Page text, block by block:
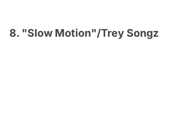
8. "Slow Motion"/Trey Songz